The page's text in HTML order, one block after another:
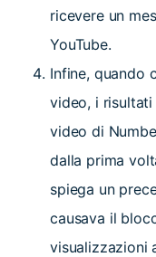
ricevere un
YouTube.
Infine, quando
video, i risultati
video di
dalla prima
spiega un
causava il
visualizzazioni